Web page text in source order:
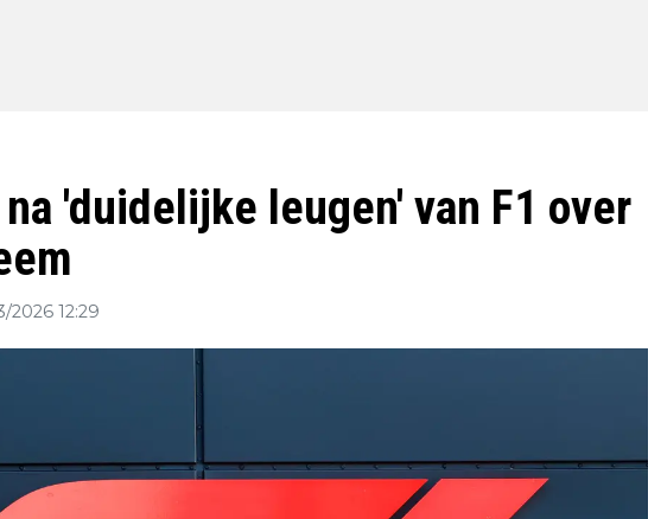
'duidelijke leugen' van F1 over
2026 12:29